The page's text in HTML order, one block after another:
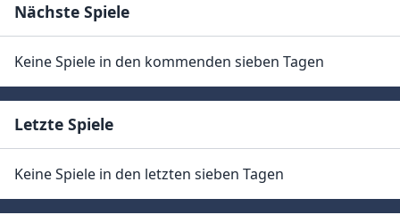
Nächste Spiele
Keine Spiele in den kommenden sieben Tagen
Letzte Spiele
Keine Spiele in den letzten sieben Tagen